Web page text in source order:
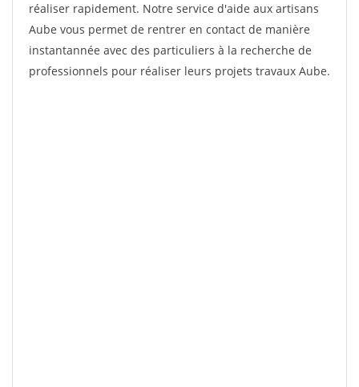
réaliser rapidement. Notre service d'aide aux artisans
Aube vous permet de rentrer en contact de manière
instantannée avec des particuliers à la recherche de
professionnels pour réaliser leurs projets travaux Aube.